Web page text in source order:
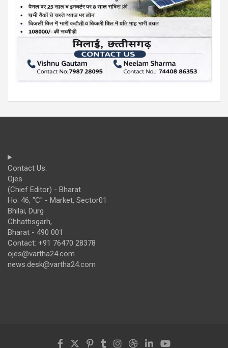
Contact Us:
Ojes
(Chief Editor) - Bharat
Ho: 46, "C" - Market, Sector01
Bhilai, Durg
Chhattisgarh,
Bharat - 490 001
Contact: +91 76470 28378
ojes@vartha24.com
news.desk@vartha24.com